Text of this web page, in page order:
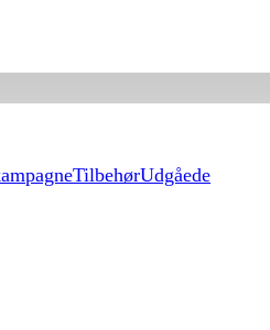
TilbehørUdgåede